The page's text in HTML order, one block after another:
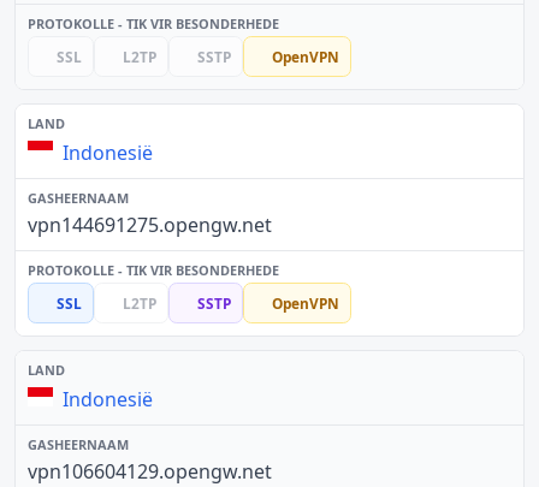
SSL L2TP SSTP OpenVPN
Indonesië
vpn144691275.opengw.net
SSL L2TP SSTP OpenVPN
Indonesië
vpn106604129.opengw.net